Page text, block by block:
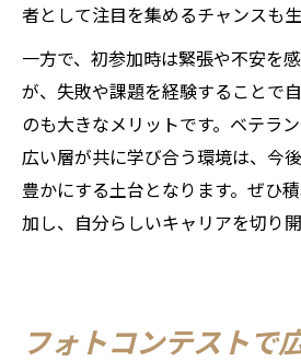
者として注目を集めるチャンスも生
一方で、初参加時は緊張や不安を
が、失敗や課題を経験することで
のも大きなメリットです。ベテラ
広い層が共に学び合う環境は、今
豊かにする土台となります。ぜひ
加し、自分らしいキャリアを切り
フォトコンテストで